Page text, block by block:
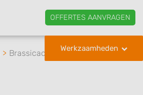
OFFERTES AANVRAGEN
Werkzaamheden
Brassicaceae Aurinia